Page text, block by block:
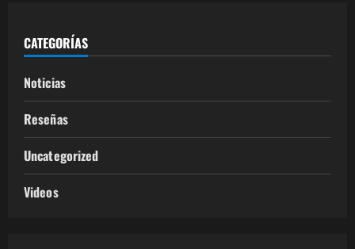
CATEGORÍAS
Noticias
Reseñas
Uncategorized
Videos